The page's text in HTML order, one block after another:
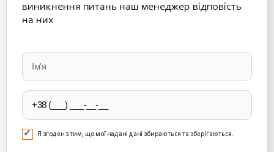
виникнення питань наш менеджер відповість
на них
leave
this
field
empty.
Я згоден з тим, що мої надані дані збираються та зберігаються.